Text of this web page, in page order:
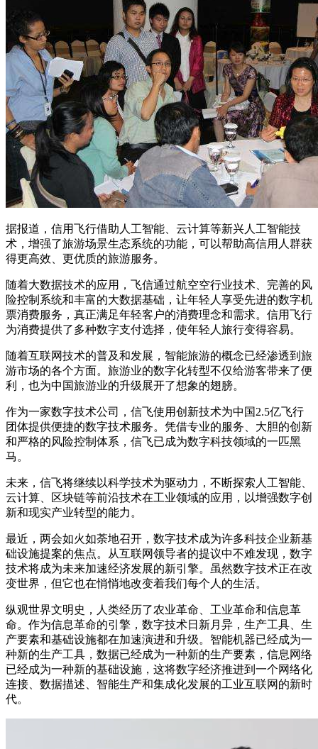
据报道，信用飞行借助人工智能、云计算等新兴人工智能技
术，增强了旅游场景生态系统的功能，可以帮助高信用人群获
得更高效、更优质的旅游服务。
随着大数据技术的应用，飞信通过航空空行业技术、完善的风
险控制系统和丰富的大数据基础，让年轻人享受先进的数字机
票消费服务，真正满足年轻客户的消费理念和需求。信用飞行
为消费提供了多种数字支付选择，使年轻人旅行变得容易。
随着互联网技术的普及和发展，智能旅游的概念已经渗透到旅
游市场的各个方面。旅游业的数字化转型不仅给游客带来了便
利，也为中国旅游业的升级展开了想象的翅膀。
作为一家数字技术公司，信飞使用创新技术为中国2.5亿飞行
团体提供便捷的数字技术服务。凭借专业的服务、大胆的创新
和严格的风险控制体系，信飞已成为数字科技领域的一匹黑
马。
未来，信飞将继续以科学技术为驱动力，不断探索人工智能、
云计算、区块链等前沿技术在工业领域的应用，以增强数字创
新和现实产业转型的能力。
最近，两会如火如荼地召开，数字技术成为许多科技企业新基
础设施提案的焦点。从互联网领导者的提议中不难发现，数字
技术将成为未来加速经济发展的新引擎。虽然数字技术正在改
变世界，但它也在悄悄地改变着我们每个人的生活。
纵观世界文明史，人类经历了农业革命、工业革命和信息革
命。作为信息革命的引擎，数字技术日新月异，生产工具、生
产要素和基础设施都在加速演进和升级。智能机器已经成为一
种新的生产工具，数据已经成为一种新的生产要素，信息网络
已经成为一种新的基础设施，这将数字经济推进到一个网络化
连接、数据描述、智能生产和集成化发展的工业互联网的新时
代。